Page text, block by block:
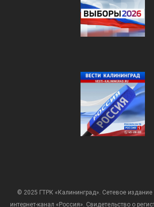
© 2025 ГТРК «Калининград». Сетевое издание
интернет-канал «Россия». Свидетельство о